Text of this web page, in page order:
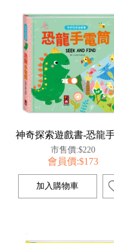
市售價:$220
會員價:$173